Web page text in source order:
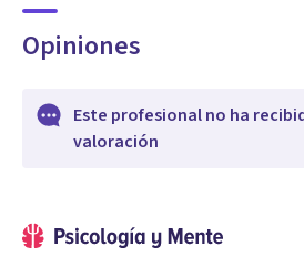
Opiniones
Este profesional no ha
valoración